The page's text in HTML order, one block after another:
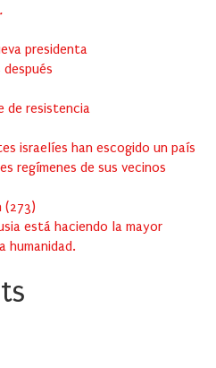
presidenta
de resistencia
israelíes han escogido un país
regímenes de sus vecinos
(273)
está haciendo la mayor
humanidad.